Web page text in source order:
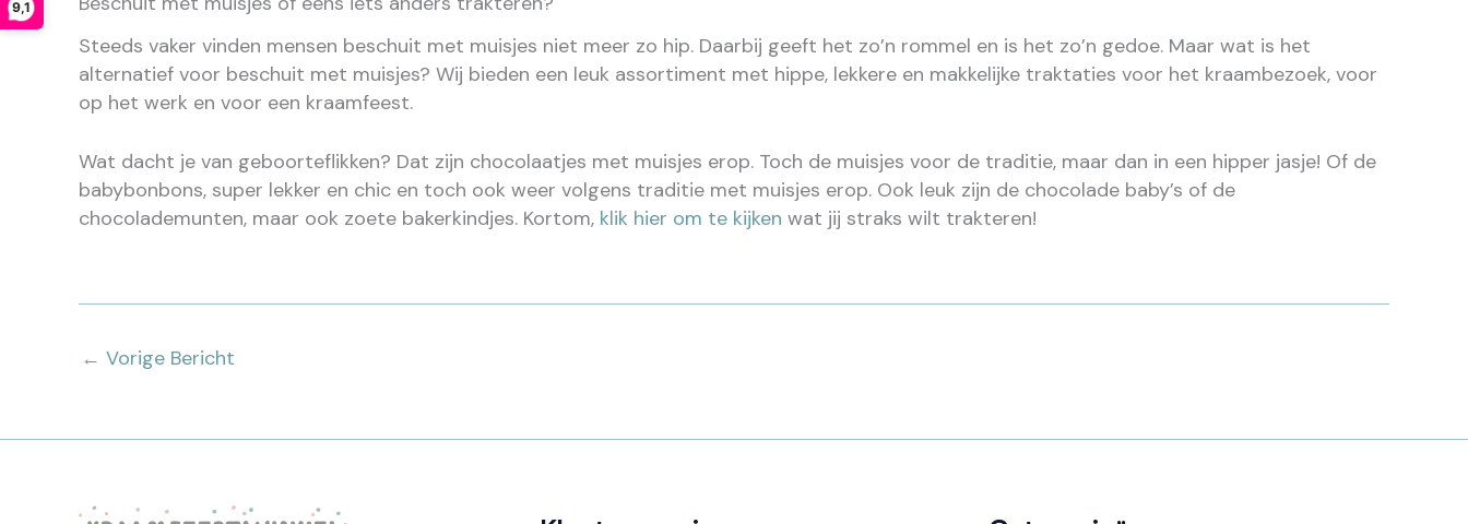
9,1
Steeds vaker vinden mensen beschuit met muisjes niet meer zo hip. Daarbij geeft het zo’n rommel en is het zo’n gedoe. Maar wat is het
alternatief voor beschuit met muisjes? Wij bieden een leuk assortiment met hippe, lekkere en makkelijke traktaties voor het kraambezoek, voor
op het werk en voor een kraamfeest.
Wat dacht je van geboorteflikken? Dat zijn chocolaatjes met muisjes erop. Toch de muisjes voor de traditie, maar dan in een hipper jasje! Of de
babybonbons, super lekker en chic en toch ook weer volgens traditie met muisjes erop. Ook leuk zijn de chocolade baby’s of de
chocolademunten, maar ook zoete bakerkindjes. Kortom, klik hier om te kijken wat jij straks wilt trakteren!
← Vorige Bericht